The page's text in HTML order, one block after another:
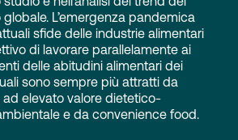
L’emergenza pandemica
sfide delle industrie alimentari
di lavorare parallelamente ai
delle abitudini alimentari dei
sono sempre più attratti da
ad elevato valore dietetico-
e da convenience food.